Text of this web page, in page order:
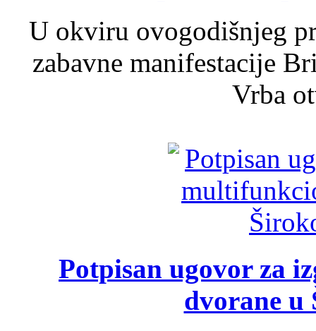
U okviru ovogodišnjeg
zabavne manifestacije
Vrba
Potpisan ugovor za
dvorane u